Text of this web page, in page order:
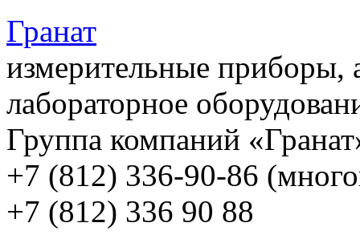
Гранат
измерительные приборы,
лабораторное
Группа компаний
+7 (812) 336-90-86
+7 (812) 336 90 88